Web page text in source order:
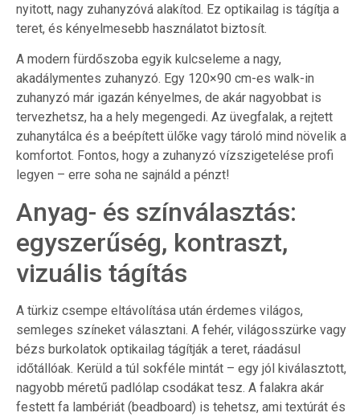
nyitott, nagy zuhanyzóvá alakítod. Ez optikailag is tágítja a
teret, és kényelmesebb használatot biztosít.
A modern fürdőszoba egyik kulcseleme a nagy,
akadálymentes zuhanyzó. Egy 120×90 cm-es walk-in
zuhanyzó már igazán kényelmes, de akár nagyobbat is
tervezhetsz, ha a hely megengedi. Az üvegfalak, a rejtett
zuhanytálca és a beépített ülőke vagy tároló mind növelik a
komfortot. Fontos, hogy a zuhanyzó vízszigetelése profi
legyen – erre soha ne sajnáld a pénzt!
Anyag- és színválasztás:
egyszerűség, kontraszt,
vizuális tágítás
A türkiz csempe eltávolítása után érdemes világos,
semleges színeket választani. A fehér, világosszürke vagy
bézs burkolatok optikailag tágítják a teret, ráadásul
időtállóak. Kerüld a túl sokféle mintát – egy jól kiválasztott,
nagyobb méretű padlólap csodákat tesz. A falakra akár
festett fa lambériát (beadboard) is tehetsz, ami textúrát és